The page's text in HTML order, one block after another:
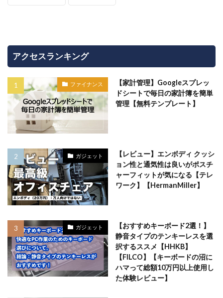
アクセスランキング
ファイナンス
【家計管理】Googleスプレッ
ドシートで毎日の家計簿を簡単
管理【無料テンプレート】
ガジェット
【レビュー】エンボディ クッシ
ョン性と通気性は良いがポスチ
ャーフィットが気になる【テレ
ワーク】【HermanMiller】
ガジェット
【おすすめキーボード2選！】
静音タイプのテンキーレスを選
択するススメ【HHKB】
【FILCO】【キーボードの沼に
ハマって総額10万円以上使用し
た体験レビュー】